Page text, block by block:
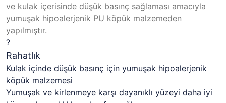
ve kulak içerisinde düşük basınç sağlaması amacıyla
yumuşak hipoalerjenik PU köpük malzemeden
yapılmıştır.
?
Rahatlık
Kulak içinde düşük basınç için yumuşak hipoalerjenik
köpük malzemesi
Yumuşak ve kirlenmeye karşı dayanıklı yüzeyi daha iyi